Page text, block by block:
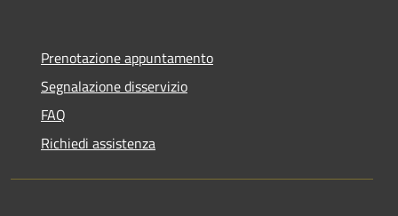
Prenotazione appuntamento
Segnalazione disservizio
FAQ
Richiedi assistenza